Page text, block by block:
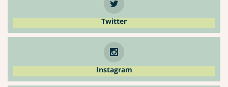
Twitter
Instagram